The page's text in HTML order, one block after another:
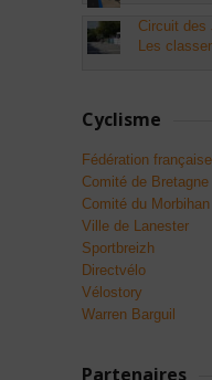
Circuit des
Les
Cyclisme
Fédération
Comité de Bretagne
Comité du Morbihan
Ville de Lanester
Sportbreizh
Directvélo
Vélostory
Warren Barguil
Partenaires